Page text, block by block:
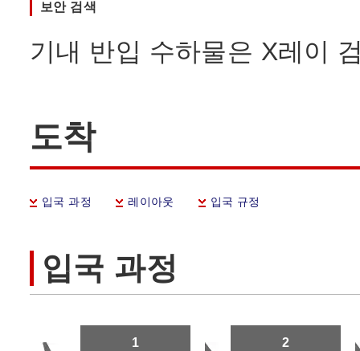
보안 검색
기내 반입 수하물은 X레이
도착
입국 과정 레이아웃 입국 규정
입국 과정
1 2